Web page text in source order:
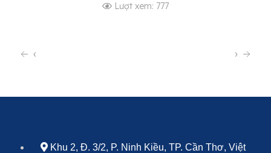
Lượt xem: 777
‹ ›
Khu 2, Đ. 3/2, P. Ninh Kiều, TP. Cần Thơ, Việt